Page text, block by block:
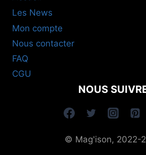
Les News
Mon compte
Nous contacter
FAQ
CGU
NOUS
© Mag'ison, 2022-